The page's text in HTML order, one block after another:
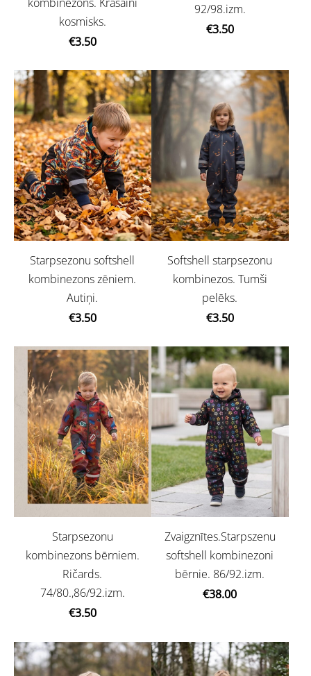
kosmisks.
€3.50
92/98.izm.
€3.50
Starpsezonu softshell
kombinezons zēniem.
Autiņi.
€3.50
Softshell starpsezonu
kombinezos. Tumši
pelēks.
€3.50
Starpsezonu
kombinezons bērniem.
Ričards.
74/80.,86/92.izm.
€3.50
Zvaigznītes.Starpszenu
softshell kombinezoni
bērnie. 86/92.izm.
€38.00